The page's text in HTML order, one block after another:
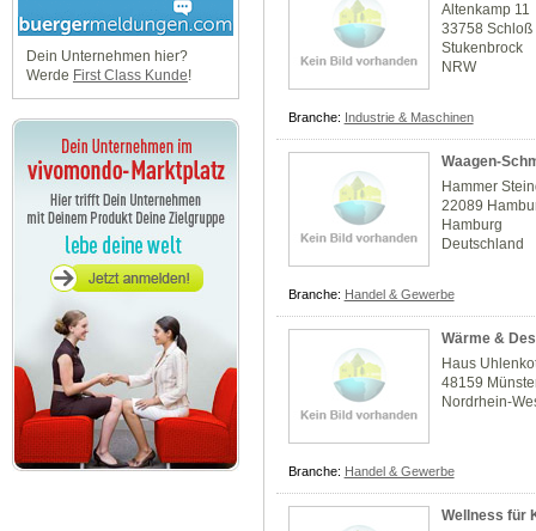
Dein Unternehmen hier?
Werde First Class Kunde!
Altenkamp 11
33758 Schloß
Stukenbrock
NRW
Branche: Industrie & Maschinen
Waagen-
Hammer
22089
Hamburg
Deutschland
Branche: Handel & Gewerbe
Wärme &
Haus
48159
Nordrhein-
Branche: Handel & Gewerbe
Wellness für